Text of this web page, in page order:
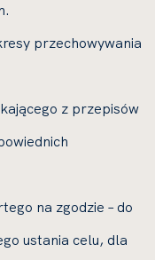
przechowywania
z przepisów
na zgodzie – do
ustania celu, dla